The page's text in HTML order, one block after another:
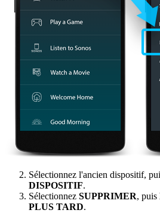
Sélectionnez l'ancien dispositif,
DISPOSITIF.
Sélectionnez SUPPRIMER, puis
PLUS TARD.